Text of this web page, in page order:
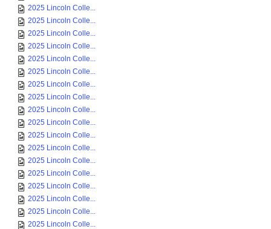
2025 Lincoln Colle...
2025 Lincoln Colle...
2025 Lincoln Colle...
2025 Lincoln Colle...
2025 Lincoln Colle...
2025 Lincoln Colle...
2025 Lincoln Colle...
2025 Lincoln Colle...
2025 Lincoln Colle...
2025 Lincoln Colle...
2025 Lincoln Colle...
2025 Lincoln Colle...
2025 Lincoln Colle...
2025 Lincoln Colle...
2025 Lincoln Colle...
2025 Lincoln Colle...
2025 Lincoln Colle...
2025 Lincoln Colle...